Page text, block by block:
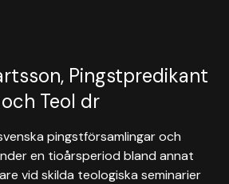
Pingstpredikant
och Teol dr
pingstförsamlingar och
en tioårsperiod bland annat
vid skilda teologiska seminarier